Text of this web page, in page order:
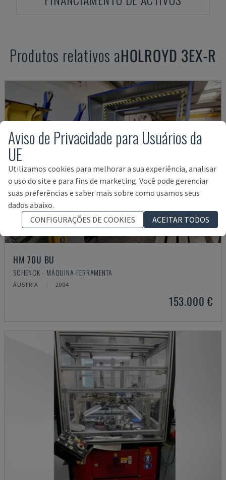
Produtos relativos aHOLROYD 3EX-R
HM 70U BU
SCHENCK - MÁQUINA-FERRAMENTA
ÁUSTRIA 2004
153.000 €
Aviso de Privacidade para Usuários da
UE
Utilizamos cookies para melhorar a sua experiência, analisar
o uso do site e para fins de marketing. Você pode gerenciar
suas preferências e saber mais sobre como usamos seus
dados abaixo.
CONFIGURAÇÕES DE COOKIES
ACEITAR TODOS